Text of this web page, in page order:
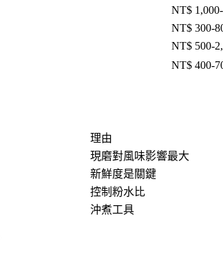
NT$
NT$ 300-
NT$ 500-
NT$ 400-
理由
現磨對風味影響最大
新鮮度是關鍵
控制粉水比
沖煮工具